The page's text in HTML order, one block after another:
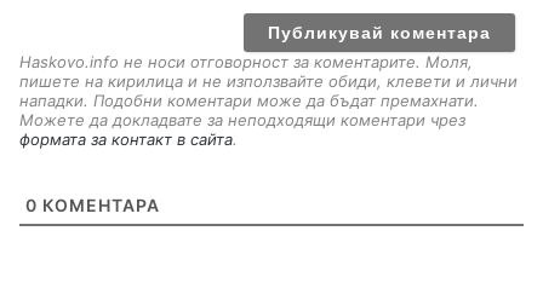
Haskovo.info не носи отговорност за коментарите. Моля,
пишете на кирилица и не използвайте обиди, клевети и лични
нападки. Подобни коментари може да бъдат премахнати.
Можете да докладвате за неподходящи коментари чрез
формата за контакт в сайта.
0 КОМЕНТАРА